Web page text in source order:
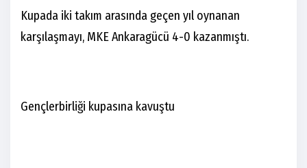
Kupada iki takım arasında geçen yıl oynanan
karşılaşmayı, MKE Ankaragücü 4-0 kazanmıştı.
Gençlerbirliği kupasına kavuştu